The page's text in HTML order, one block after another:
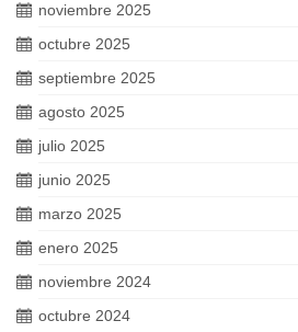
noviembre 2025
octubre 2025
septiembre 2025
agosto 2025
julio 2025
junio 2025
marzo 2025
enero 2025
noviembre 2024
octubre 2024